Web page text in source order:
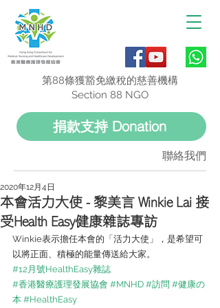
聯絡我們
捐款支持 Donation
第88條獲豁免繳稅的慈善機構
Section 88 NGO
本會活力大使 - 黎美言 Winkie Lai 接
受Health Easy健康雜誌專訪
2020年12月4日
Winkie表示擔任本會的「活力大使」，是希望可
以將正面、積極的能量傳送給大家。
#12月號HealthEasy雜誌
#香港醫療護理發展協會 #MNHD #訪問 #健康の
本 #HealthEasy